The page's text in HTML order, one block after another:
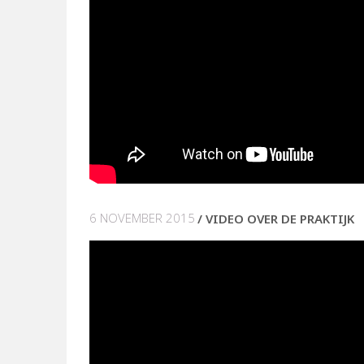
6 NOVEMBER 2015 VIDEO OVER DE PRAKTIJK